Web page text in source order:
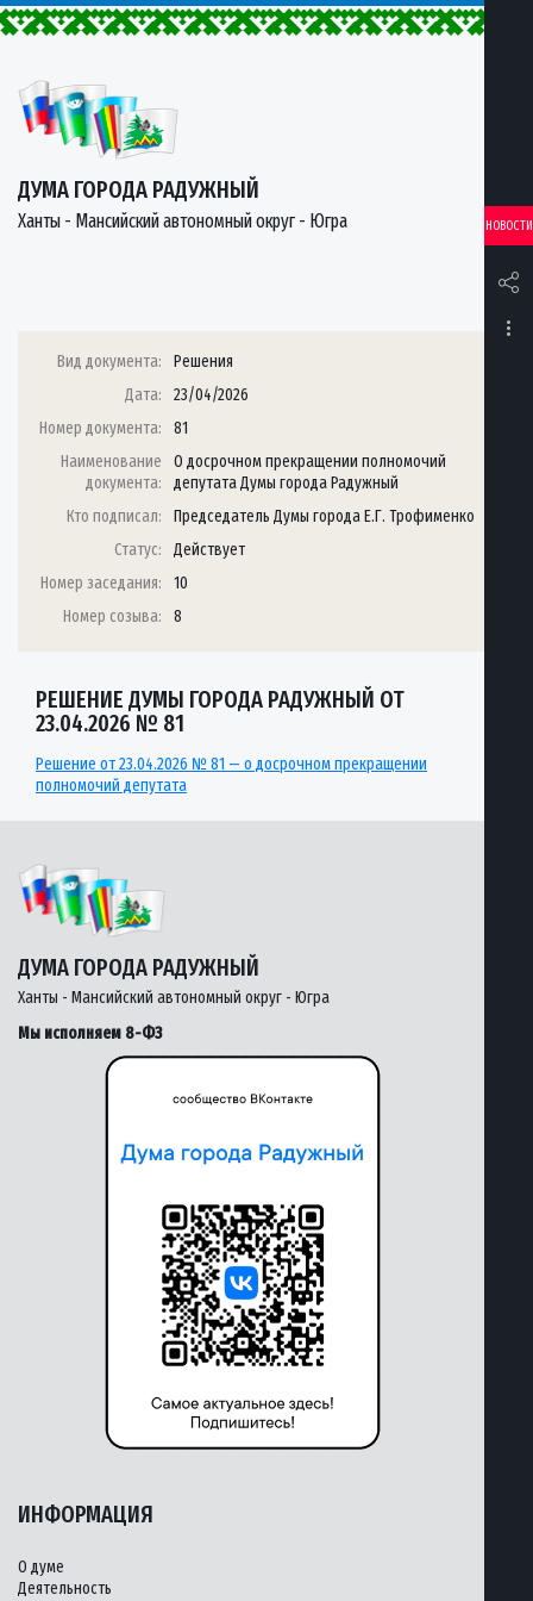
ДУМА ГОРОДА РАДУЖНЫЙ
Ханты - Мансийский автономный округ - Югра НОВОСТИ
Вид документа:
Решения
Дата:
23/04/2026
Номер документа:
81
Наименование
документа:
О досрочном прекращении полномочий
депутата Думы города Радужный
Кто подписал:
Председатель Думы города Е.Г. Трофименко
Статус:
Действует
Номер заседания:
10
Номер созыва:
8
РЕШЕНИЕ ДУМЫ ГОРОДА РАДУЖНЫЙ ОТ
23.04.2026 № 81
Решение от 23.04.2026 № 81 — о досрочном прекращении
полномочий депутата
ДУМА ГОРОДА РАДУЖНЫЙ
Ханты - Мансийский автономный округ - Югра
Мы исполняем 8-ФЗ
ИНФОРМАЦИЯ
О думе
Деятельность